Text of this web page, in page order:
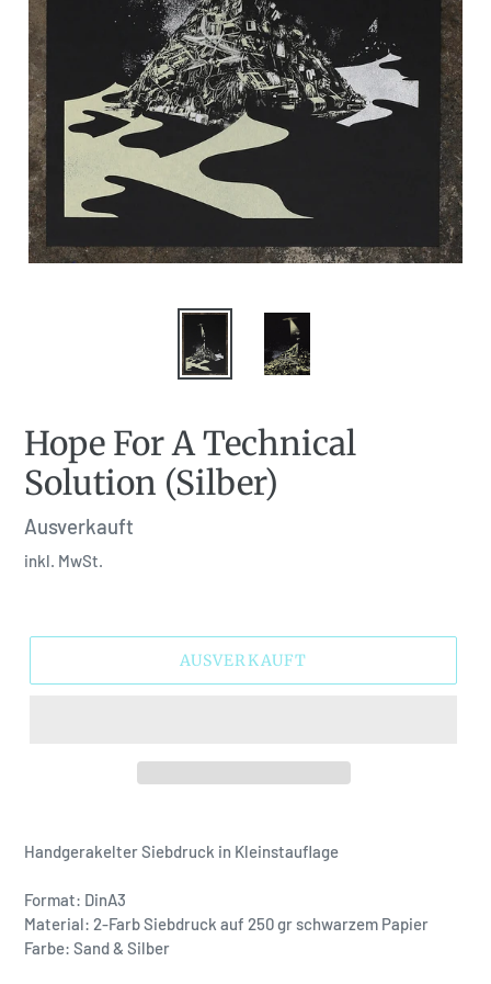
Hope For A Technical
Solution (Silber)
Normaler
Preis
Ausverkauft
inkl. MwSt.
AUSVERKAUFT
Handgerakelter Siebdruck in Kleinstauflage
Format: DinA3
Material: 2-Farb Siebdruck auf 250 gr schwarzem Papier
Farbe: Sand & Silber